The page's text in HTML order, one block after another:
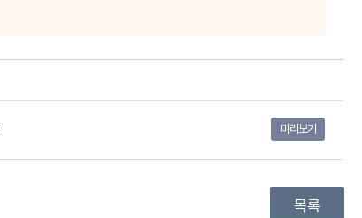
미리보기
목록